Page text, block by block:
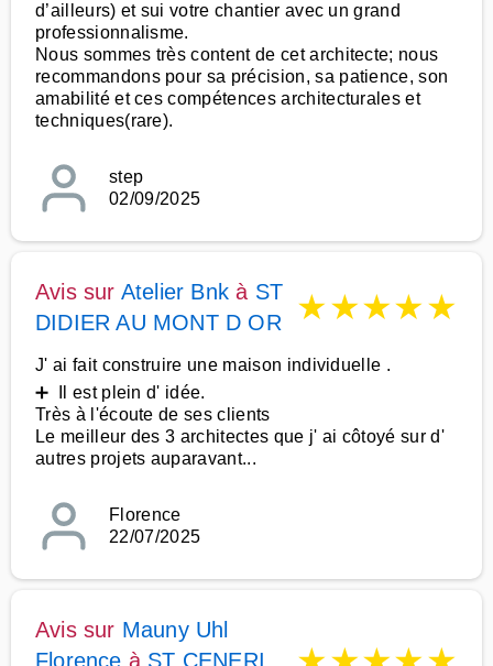
d’ailleurs) et sui votre chantier avec un grand
professionnalisme.
Nous sommes très content de cet architecte; nous
recommandons pour sa précision, sa patience, son
amabilité et ces compétences architecturales et
techniques(rare).
step
02/09/2025
Avis sur Atelier Bnk à ST
DIDIER AU MONT D OR
★★★★★
J' ai fait construire une maison individuelle .
➕ Il est plein d' idée.
Très à l'écoute de ses clients
Le meilleur des 3 architectes que j' ai côtoyé sur d'
autres projets auparavant...
Florence
22/07/2025
Avis sur Mauny Uhl
Florence à ST CENERI